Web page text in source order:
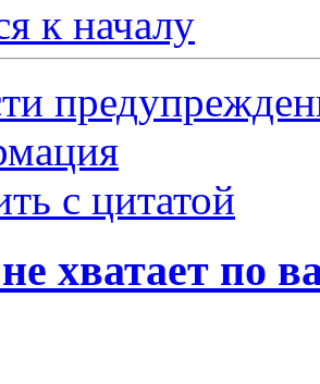
к началу
с цитатой
хватает по